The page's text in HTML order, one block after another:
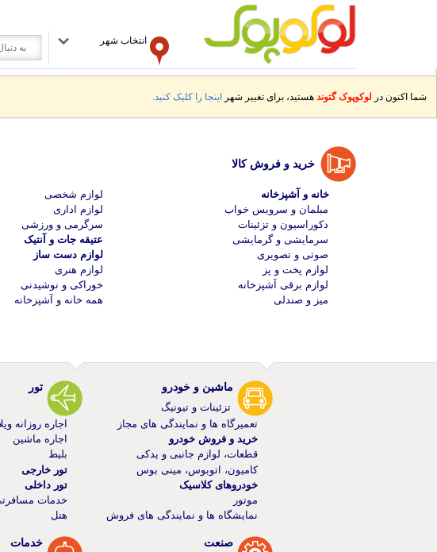
انتخاب شهر
شما اکنون در لوکوپوک گتوند هستید، برای تغییر شهر اینجا را کلیک کنید.
خرید و فروش کالا
خانه و آشپزخانه
مبلمان و سرویس خواب
دکوراسیون و تزئینات
سرمایشی و گرمایشی
صوتی و تصویری
لوازم پخت و پز
لوازم برقی آشپزخانه
میز و صندلی
لوازم شخصی
لوازم اداری
سرگرمی و ورزشی
عتیقه جات و آنتیک
لوازم دست ساز
لوازم هنری
خوراکی و نوشیدنی
همه خانه و آشپزخانه
ماشین و خودرو
تزئینات و تیونیگ
تعمیرگاه ها و نمایندگی های مجاز
خرید و فروش خودرو
قطعات، لوازم جانبی و یدکی
کامیون، اتوبوس، مینی بوس
خودرو‌های کلاسیک
موتور
نمایشگاه ها و نمایندگی های فروش
صنعت
تور
اجاره روزانه
اجاره ماشین
بلیط
تور خارجی
تور داخلی
خدمات
هتل
خدمات